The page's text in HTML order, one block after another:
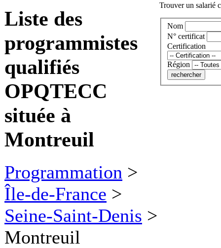
Liste des
programmistes
qualifiés
OPQTECC
située à
Montreuil
Programmation >
Île-de-France >
Seine-Saint-Denis >
Montreuil
Trouver un salarié
Nom
N° certificat
Certification
Région